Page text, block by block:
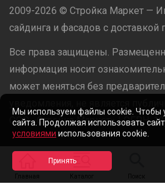
Главная Каталог Поиск
2009-2026 © Стройка Маркет —
сайдинга и фасадов с доставкой
Все права защищены.
информация носит
может меняться без
ООО «Стройка Маркет» | ОГРН:
Разработано в
Мы используем файлы cookie. Чтобы
сайта. Продолжая использовать
условиями использования cookie.